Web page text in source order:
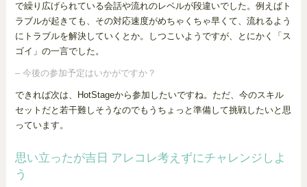
で繰り広げられている会話や流れのレベルが段違いでした。例えばト
ラブルが起きても、その対応速度がめちゃくちゃ早くて、流れるよう
にトラブルを解決していくとか。しつこいようですが、とにかく「ス
ゴイ」の一言でした。
– 今後の参加予定はいかがですか？
できれば次は、HotStageから参加したいですね。ただ、今のスキル
セットだと若干難しそうなのでもうちょっと準備して挑戦したいと思
っています。
思い立ったが吉日 アレコレ考えずにチャレンジしよ
う